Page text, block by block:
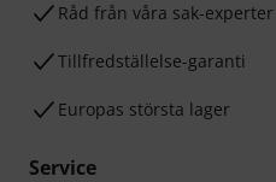
Råd från våra sak-experter
Tillfredställelse-garanti
Europas största lager
Service